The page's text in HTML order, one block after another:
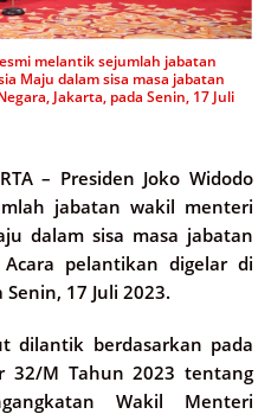
melantik sejumlah jabatan
Maju dalam sisa masa jabatan
Jakarta, pada Senin, 17 Juli
– Presiden Joko Widodo
jabatan wakil menteri
dalam sisa masa jabatan
pelantikan digelar di
17 Juli 2023.
dilantik berdasarkan pada
32/M Tahun 2023 tentang
Wakil Menteri